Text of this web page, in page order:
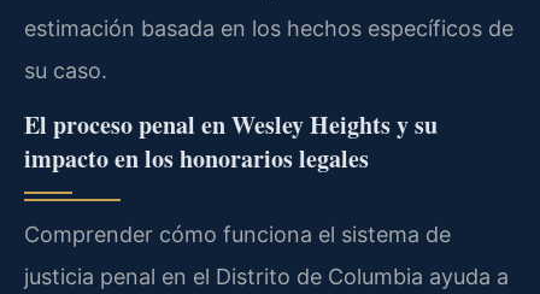
estimación basada en los hechos específicos de
su caso.
El proceso penal en Wesley Heights y su
impacto en los honorarios legales
Comprender cómo funciona el sistema de
justicia penal en el Distrito de Columbia ayuda a